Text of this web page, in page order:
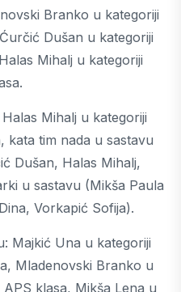
Branko u kategoriji
Dušan u kategoriji
Mihalj u kategoriji
Mihalj u kategoriji
kata tim nada u sastavu
Dušan, Halas Mihalj,
u sastavu (Mikša Paula
Vorkapić Sofija).
Majkić Una u kategoriji
Mladenovski Branko u
klasa, Mikša Lena u